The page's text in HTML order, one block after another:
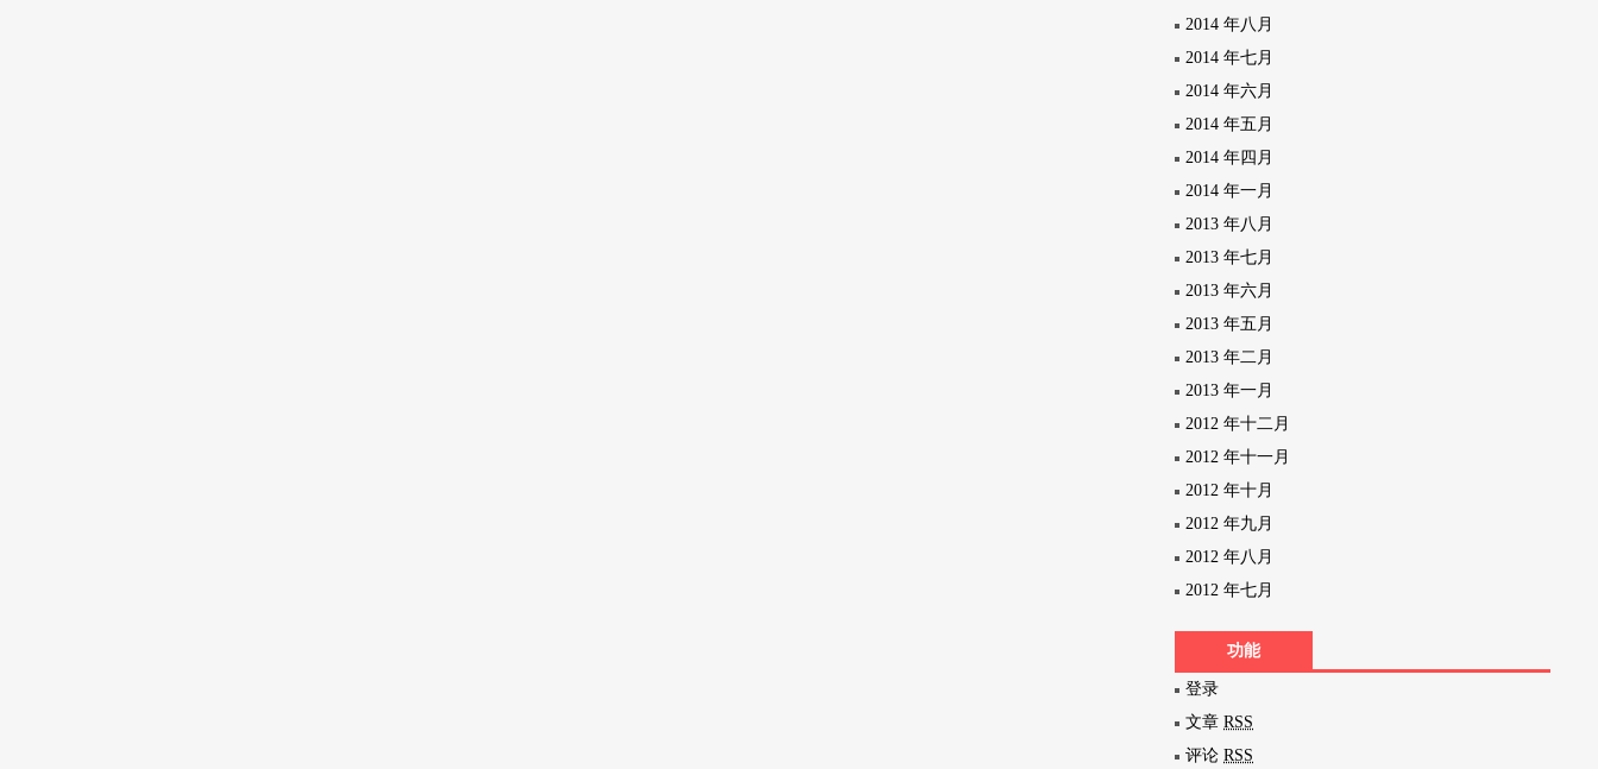
2014 年八月
2014 年七月
2014 年六月
2014 年五月
2014 年四月
2014 年一月
2013 年八月
2013 年七月
2013 年六月
2013 年五月
2013 年二月
2013 年一月
2012 年十二月
2012 年十一月
2012 年十月
2012 年九月
2012 年八月
2012 年七月
功能
登录
文章RSS
评论RSS